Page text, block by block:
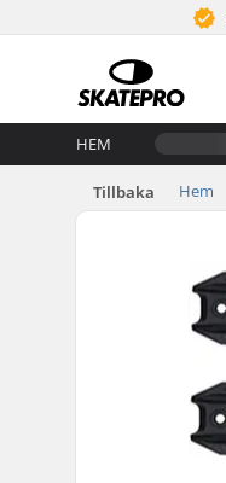
HEM
Tillbaka Hem